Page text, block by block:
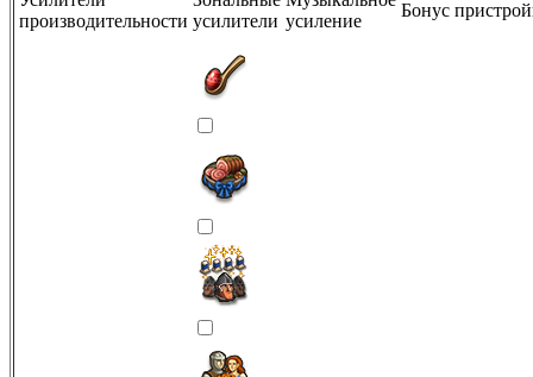
производительности усилители усиление
Бонус